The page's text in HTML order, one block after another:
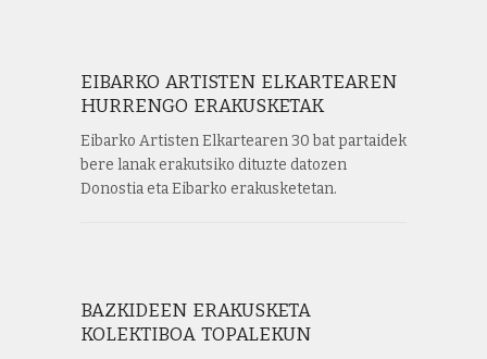
EIBARKO ARTISTEN ELKARTEAREN
HURRENGO ERAKUSKETAK
Eibarko Artisten Elkartearen 30 bat partaidek
bere lanak erakutsiko dituzte datozen
Donostia eta Eibarko erakusketetan.
BAZKIDEEN ERAKUSKETA
KOLEKTIBOA TOPALEKUN